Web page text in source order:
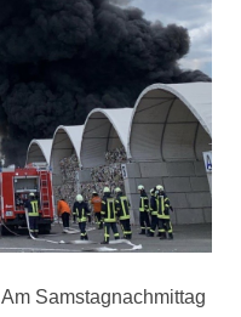
Am Samstagnachmittag